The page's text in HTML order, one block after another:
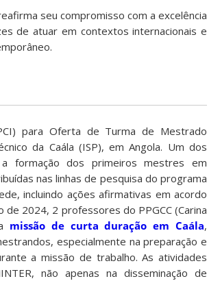
seu compromisso com a excelência
de atuar em contextos internacionais e
para Oferta de Turma de Mestrado
da Caála (ISP), em Angola. Um dos
formação dos primeiros mestres em
nas linhas de pesquisa do programa
incluindo ações afirmativas em acordo
2024, 2 professores do PPGCC (Carina
missão de curta duração em Caála,
especialmente na preparação e
a missão de trabalho. As atividades
não apenas na disseminação de